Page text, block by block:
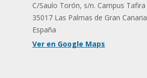
C/Saulo Torón, s/n. Campus Tafira
35017 Las Palmas de Gran Canaria
España
Ver en Google Maps